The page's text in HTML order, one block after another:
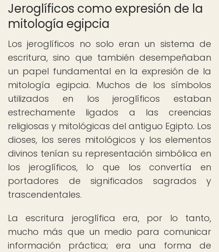
Jeroglíficos como expresión de la
mitología egipcia
Los jeroglíficos no solo eran un sistema de
escritura, sino que también desempeñaban
un papel fundamental en la expresión de la
mitología egipcia. Muchos de los símbolos
utilizados en los jeroglíficos estaban
estrechamente ligados a las creencias
religiosas y mitológicas del antiguo Egipto. Los
dioses, los seres mitológicos y los elementos
divinos tenían su representación simbólica en
los jeroglíficos, lo que los convertía en
portadores de significados sagrados y
trascendentales.
La escritura jeroglífica era, por lo tanto,
mucho más que un medio para comunicar
información práctica; era una forma de